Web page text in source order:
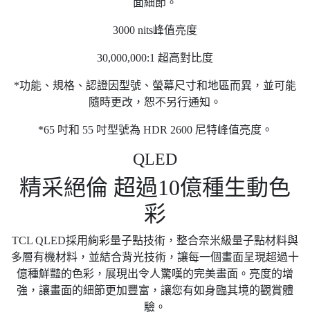
面細節。
3000 nits峰值亮度
30,000,000:1 超高對比度
*功能、規格、認證因型號、螢幕尺寸和地區而異，並可能
隨時更改，恕不另行通知。
*65 吋和 55 吋型號為 HDR 2600 尼特峰值亮度。
QLED
精采絕倫 超過10億種生動色
彩
TCL QLED採用絢彩量子點技術，整合奈米級量子點材料與
多層有機材料，並結合背光技術，讓每一個畫面呈現超過十
億種鮮豔的色彩，展現出令人驚嘆的完美畫面。亮度的增
強，讓畫面的細節更加豐富，讓您有如身臨其境的觀賞體
驗。